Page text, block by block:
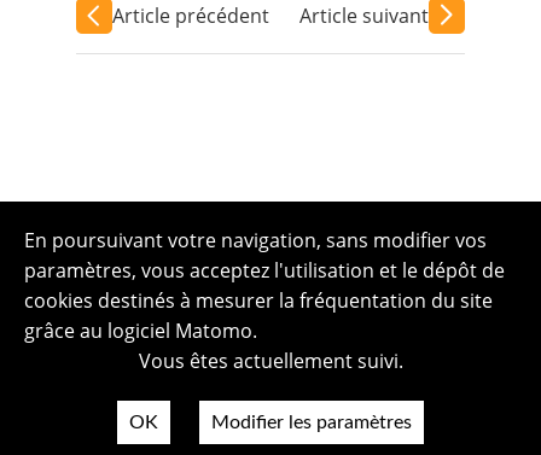
Article précédent Article suivant
En poursuivant votre navigation, sans modifier vos
paramètres, vous acceptez l'utilisation et le dépôt de
cookies destinés à mesurer la fréquentation du site
grâce au logiciel Matomo.
Vous êtes actuellement suivi.
OK Modifier les paramètres